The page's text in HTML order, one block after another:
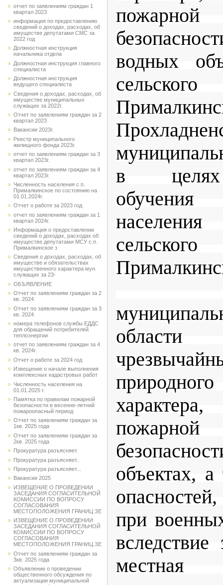
отчет по заявлениям граждан 1
квартал 2023
информация по предоставлению
сведений о доходах, расходах, об
имуществе депутатами СМС за
2022 год
Должностная инструкция
начальника отдела
Должностная инструкция главного
специалиста
Должностная инструкция
ведущего специалиста
Сведения о доходах, расходах, об
имуществе муниципальных
служащих за 2022г.
Отчет по заявлениям граждан за 2
квартал 2023
Вакансии 2023г.
Реестр муниципального
жилищного фонда 2023г.
отчет по заявлениям граждан за 3
квартал 2023г.
отчет по заявлениям граждан за 4
квартал 2023г.
Численность населения с.п.
Прималкинское по состоянию на
01.01.2024г.
Отчет о работе за 2023 год
отчет по заявлениям граждан за 1
квартал 2024г.
Информация о предоставлении
сведений о доходах, расходах об
имуществе депутатами МСУ с.п.
Прималкинское з
Сведения о доходах, расходах, об
имуществе и обязательствах
имущественного характера мун.
служащих за 23-
ОБЪЯВЛЕНИЕ
Отчет по заявлениям граждан за 2
кв. 2024
Отчет по заявлениям граждан за 3
кв. 2024
номера телефонов службы ЕДДС
для обращений потребителей
теплоэнергии
отчет по заявлениям граждан за 4
кв. 2024г.
Отчет о работе за 2024 год
Извещение о начале выполнения
комплексных кадастровых работ
Численность населения на
01.01.2025 г.
Памятка по правилам пожарной
безопасности в весенне-летний
пожароопасный период
Отчет по заявлениям граждан за
1кв. 2025 года
Отчет по заявлениям граждан за
2кв. 2025 года
Прокуратура разъясняет.
Прокуратура разъясняет..
Прокуратура разъясняет...
Вакансии 2025
ИЗВЕЩЕНИЕ О ПРОВЕДЕНИИ
ЗАСЕДАНИЯ СОГЛАСИТЕЛЬНОЙ
КОМИССИИ ПО ВОПРОСУ
СОГЛАСОВАНИЯ
МЕСТОПОЛОЖЕНИЯ ГРАНИЦ ЗЕ
ИЗВЕЩЕНИЕ О ПРОВЕДЕНИИ
ЗАСЕДАНИЯ СОГЛАСИТЕЛЬНОЙ
КОМИССИИ ПО ВОПРОСУ
СОГЛАСОВАНИЯ
МЕСТОПОЛОЖЕНИЯ ГРАНИЦ ЗЕ
Отчет по заявлениям граждан за
3кв. 2025 года
Объявление о проведении
общественного обсуждения по
актуализации муниципальной
пожарной
водных
в целях
пожарной
объектах,
при
вследствие
местная